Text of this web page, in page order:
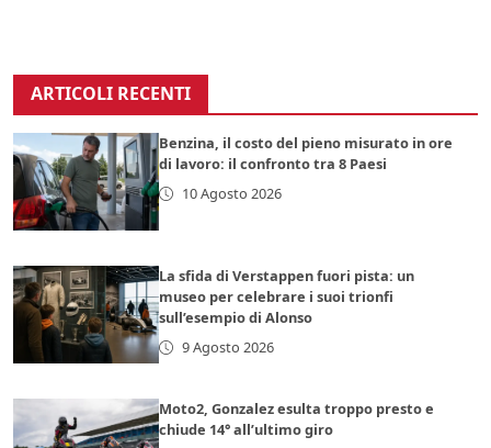
ARTICOLI RECENTI
Benzina, il costo del pieno misurato in ore
di lavoro: il confronto tra 8 Paesi
10 Agosto 2026
La sfida di Verstappen fuori pista: un
museo per celebrare i suoi trionfi
sull’esempio di Alonso
9 Agosto 2026
Moto2, Gonzalez esulta troppo presto e
chiude 14° all’ultimo giro